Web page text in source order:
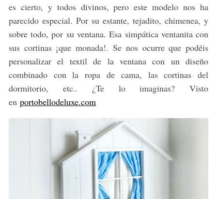
es cierto, y todos divinos, pero este modelo nos ha
parecido especial. Por su estante, tejadito, chimenea, y
sobre todo, por su ventana. Esa simpática ventanita con
sus cortinas ¡que monada!. Se nos ocurre que podéis
personalizar el textil de la ventana con un diseño
combinado con la ropa de cama, las cortinas del
dormitorio, etc.. ¿Te lo imaginas? Visto
en portobellodeluxe.com